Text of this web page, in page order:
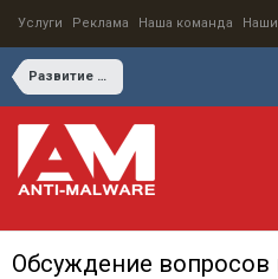
Услуги Реклама Наша команда
Развитие сайта и форума
Обсуждение